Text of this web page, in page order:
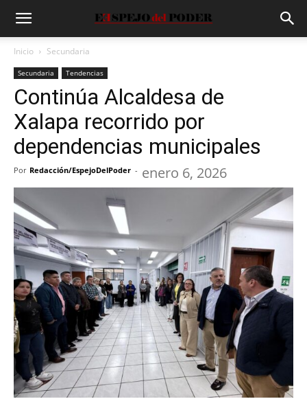
Inicio Secundaria
Secundaria Tendencias
Continúa Alcaldesa de
Xalapa recorrido por
dependencias municipales
Por Redacción/EspejoDelPoder - enero 6, 2026